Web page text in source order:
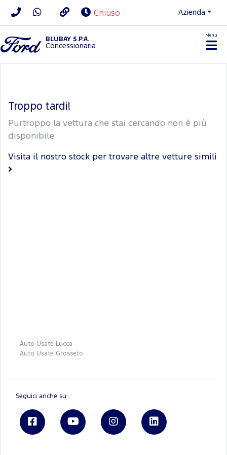
Chiuso Azienda
BLUBAY S.P.A.
Concessionaria
Menu
Troppo tardi!
Purtroppo la vettura che stai cercando non è più
disponibile.
Visita il nostro stock per trovare altre vetture simili
Auto Usate Lucca
Auto Usate Grosseto
Seguici anche su: